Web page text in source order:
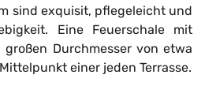
sind exquisit, pflegeleicht und
Eine Feuerschale mit
Durchmesser von etwa
einer jeden Terrasse.